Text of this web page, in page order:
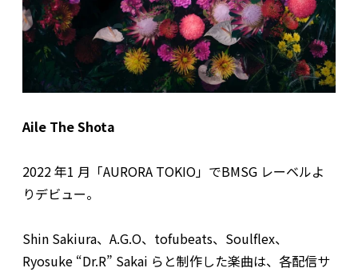
Aile The Shota
2022 年1 月「AURORA TOKIO」でBMSG レーベルよ
りデビュー。
Shin Sakiura、A.G.O、tofubeats、Soulflex、
Ryosuke “Dr.R” Sakai らと制作した楽曲は、各配信サ